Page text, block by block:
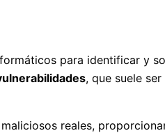
para identificar y
, que suele
reales,